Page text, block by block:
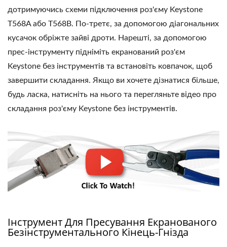
дотримуючись схеми підключення роз'єму Keystone
T568A або T568B. По-третє, за допомогою діагональних
кусачок обріжте зайві дроти. Нарешті, за допомогою
прес-інструменту підніміть екранований роз'єм
Keystone без інструментів та встановіть ковпачок, щоб
завершити складання. Якщо ви хочете дізнатися більше,
будь ласка, натисніть на нього та перегляньте відео про
складання роз'єму Keystone без інструментів.
Інструмент Для Пресування Екранованого
Безінструментального Кінець-Гнізда